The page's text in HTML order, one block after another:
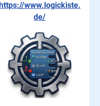
https://www.logickiste.
de/